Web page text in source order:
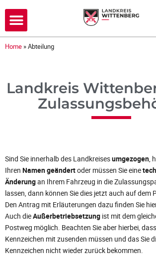
Home »Abteilung
Landkreis
Sind Sie innerhalb des Landkreisesumgezogen ,
Ihren Namen geändertoder müssen Sie eine
Änderungan Ihrem Fahrzeug in die
lassen, dann können Sie dies jetzt auch auf dem
Den Antrag mit Erläuterungen dazu finden Sie
Auch dieAußerbetriebsetzung ist mit dem
Postweg möglich. Beachten Sie aber hierbei,
Kennzeichen mit zusenden müssen und das Sie
Kennzeichen nicht wieder zurück bekommen.